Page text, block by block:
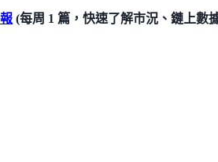
(每周 1 篇，快速了解市況、鏈上數